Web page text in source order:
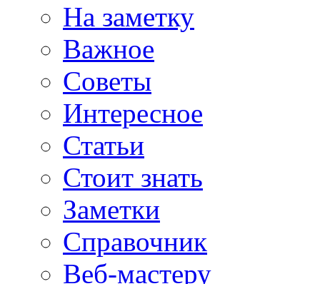
На заметку
Важное
Советы
Интересное
Статьи
Стоит знать
Заметки
Справочник
Веб-мастеру